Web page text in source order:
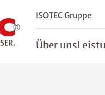
ISOTEC Gruppe
Über uns